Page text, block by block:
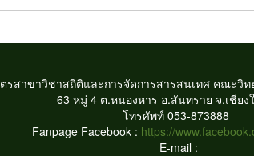
รสาขาวิชาสถิติและการจัดการสารสนเทศคณะวิท
63 หมู่ 4 ต.หนองหาร อ.สันทราย จ.เชียง
โทรศัพท์ 053-873888
Fanpage Facebook : https://
E-mail :